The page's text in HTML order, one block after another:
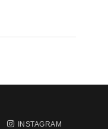
INSTAGRAM